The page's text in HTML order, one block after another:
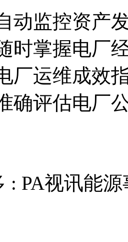
动监控资产
时掌握电厂
厂运维成效指
评估电厂公
: PA视讯能